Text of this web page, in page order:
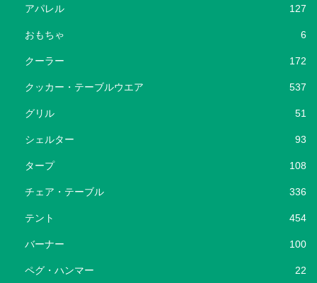
アパレル 127
おもちゃ 6
クーラー 172
クッカー・テーブルウエア 537
グリル 51
シェルター 93
タープ 108
チェア・テーブル 336
テント 454
バーナー 100
ペグ・ハンマー 22